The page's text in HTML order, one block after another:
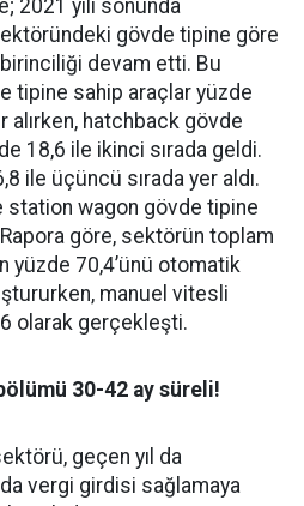
2021 yılı sonunda
gövde tipine göre
devam etti. Bu
tipine sahip araçlar yüzde
alırken, hatchback gövde
18,6 ile ikinci sırada geldi.
ile üçüncü sırada yer aldı.
station wagon gövde tipine
göre, sektörün toplam
yüzde 70,4’ünü otomatik
manuel vitesli
olarak gerçekleşti.
30-42 ay süreli!
geçen yıl da
vergi girdisi sağlamaya